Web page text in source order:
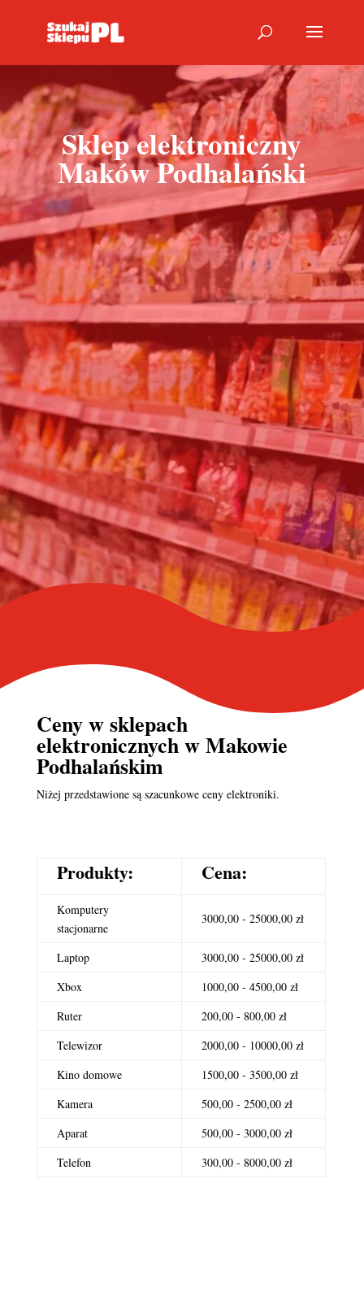
Sklep elektroniczny
Maków Podhalański
Ceny wsklepach
elektronicznychw Makowie
Podhalańskim
Niżej przedstawione są szacunkowe ceny elektroniki.
Produkty: Cena:
Komputery
stacjonarne
3000,00 - 25000,00 zł
Laptop
3000,00 - 25000,00 zł
Xbox
1000,00 - 4500,00 zł
Ruter
200,00 - 800,00 zł
Telewizor
2000,00 - 10000,00 zł
Kino domowe
1500,00 - 3500,00 zł
Kamera
500,00 - 2500,00 zł
Aparat
500,00 - 3000,00 zł
Telefon
300,00 - 8000,00 zł